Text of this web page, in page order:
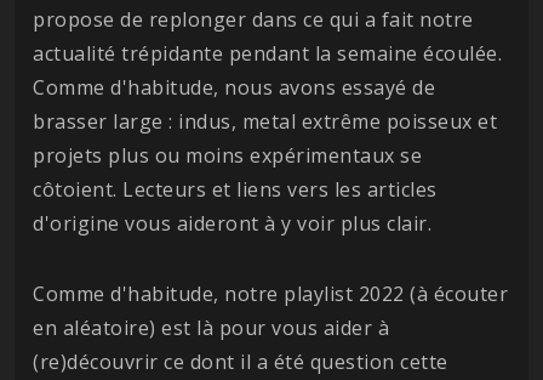
propose de replonger dans ce qui a fait notre
actualité trépidante pendant la semaine écoulée.
Comme d'habitude, nous avons essayé de
brasser large : indus, metal extrême poisseux et
projets plus ou moins expérimentaux se
côtoient. Lecteurs et liens vers les articles
d'origine vous aideront à y voir plus clair.
Comme d'habitude, notre playlist 2022 (à écouter
en aléatoire) est là pour vous aider à
(re)découvrir ce dont il a été question cette